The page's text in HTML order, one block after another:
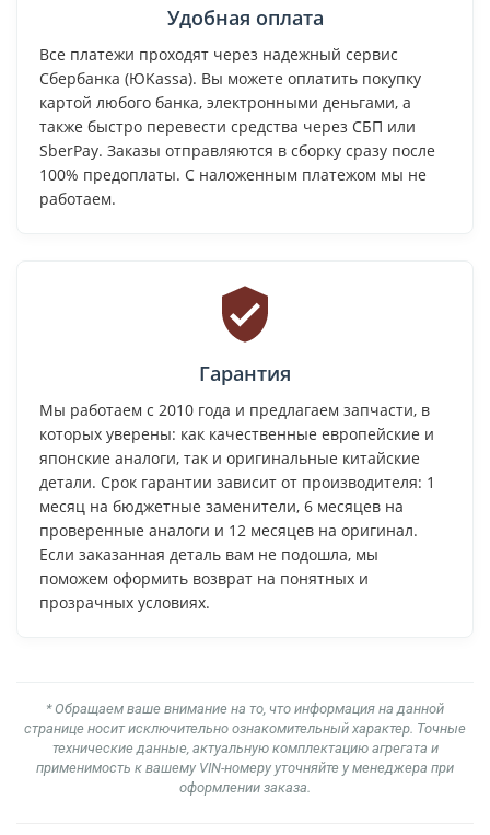
Удобная оплата
Все платежи проходят через надежный сервис
Сбербанка (ЮKassa). Вы можете оплатить покупку
картой любого банка, электронными деньгами, а
также быстро перевести средства через СБП или
SberPay. Заказы отправляются в сборку сразу после
100% предоплаты. С наложенным платежом мы не
работаем.
Гарантия
Мы работаем с 2010 года и предлагаем запчасти, в
которых уверены: как качественные европейские и
японские аналоги, так и оригинальные китайские
детали. Срок гарантии зависит от производителя: 1
месяц на бюджетные заменители, 6 месяцев на
проверенные аналоги и 12 месяцев на оригинал.
Если заказанная деталь вам не подошла, мы
поможем оформить возврат на понятных и
прозрачных условиях.
* Обращаем ваше внимание на то, что информация на данной
странице носит исключительно ознакомительный характер. Точные
технические данные, актуальную комплектацию агрегата и
применимость к вашему VIN-номеру уточняйте у менеджера при
оформлении заказа.